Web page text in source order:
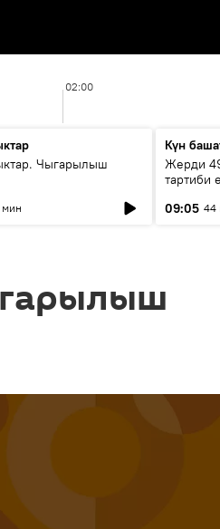
02:00
Чыгарылыш
мин
Күн
Жерди
тартиби
09:05 44